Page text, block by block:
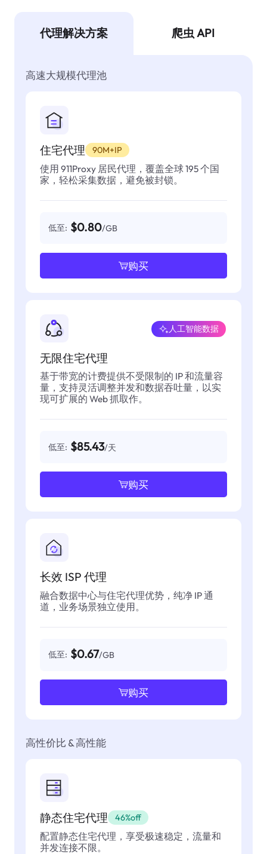
代理解决方案 爬虫 API
高速大规模代理池
住宅代理 90M+IP
使用 911Proxy 居民代理，覆盖全球 195 个国
家，轻松采集数据，避免被封锁。
低至: $0.80/GB
购买
无限住宅代理
人工智能数据
基于带宽的计费提供不受限制的 IP 和流量容
量，支持灵活调整并发和数据吞吐量，以实
现可扩展的 Web 抓取作。
低至: $85.43/天
购买
长效 ISP 代理
融合数据中心与住宅代理优势，纯净 IP 通
道，业务场景独立使用。
低至: $0.67/GB
购买
高性价比 & 高性能
静态住宅代理 46%off
配置静态住宅代理，享受极速稳定，流量和
并发连接不限。